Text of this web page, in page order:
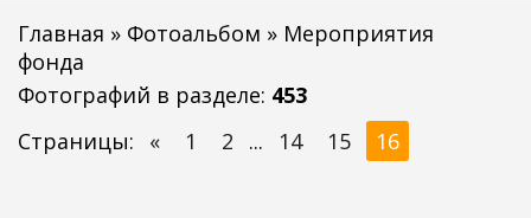
Главная » Фотоальбом » Мероприятия
фонда
Фотографий в разделе: 453
Страницы: « 1 2 ... 14 15 16